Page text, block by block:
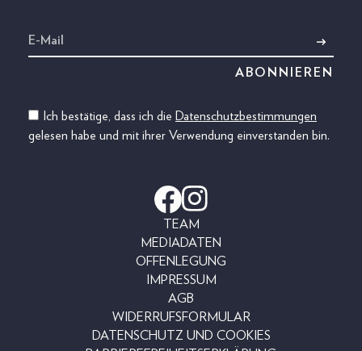
Ich bestätige, dass ich die Datenschutzbestimmungen
gelesen habe und mit ihrer Verwendung einverstanden bin.
TEAM
MEDIADATEN
OFFENLEGUNG
IMPRESSUM
AGB
WIDERRUFSFORMULAR
DATENSCHUTZ UND COOKIES